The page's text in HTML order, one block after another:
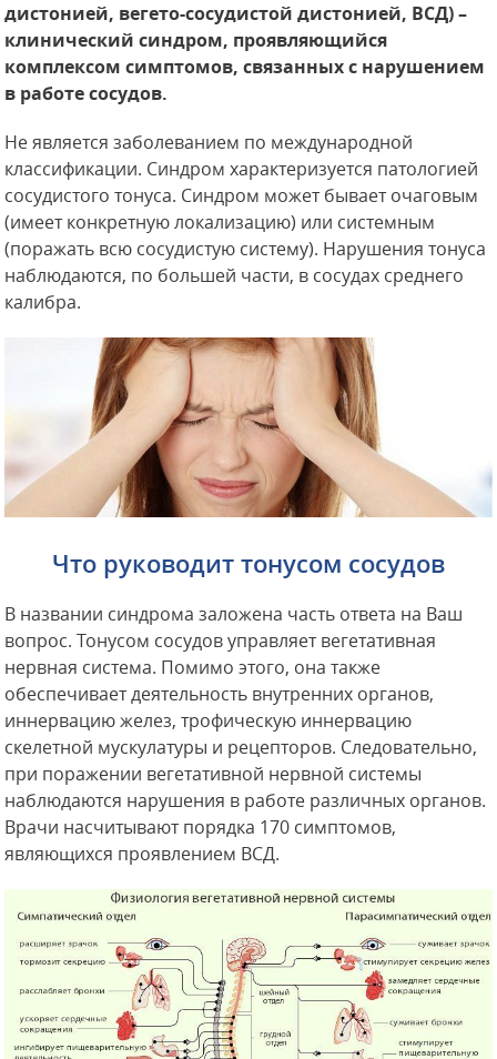
дистонией, вегето-сосудистой дистонией, ВСД) –
клинический синдром, проявляющийся
комплексом симптомов, связанных с нарушением
в работе сосудов.
Не является заболеванием по международной
классификации. Синдром характеризуется патологией
сосудистого тонуса. Синдром может бывает очаговым
(имеет конкретную локализацию) или системным
(поражать всю сосудистую систему). Нарушения тонуса
наблюдаются, по большей части, в сосудах среднего
калибра.
Что руководит тонусом сосудов
В названии синдрома заложена часть ответа на Ваш
вопрос. Тонусом сосудов управляет вегетативная
нервная система. Помимо этого, она также
обеспечивает деятельность внутренних органов,
иннервацию желез, трофическую иннервацию
скелетной мускулатуры и рецепторов. Следовательно,
при поражении вегетативной нервной системы
наблюдаются нарушения в работе различных органов.
Врачи насчитывают порядка 170 симптомов,
являющихся проявлением ВСД.